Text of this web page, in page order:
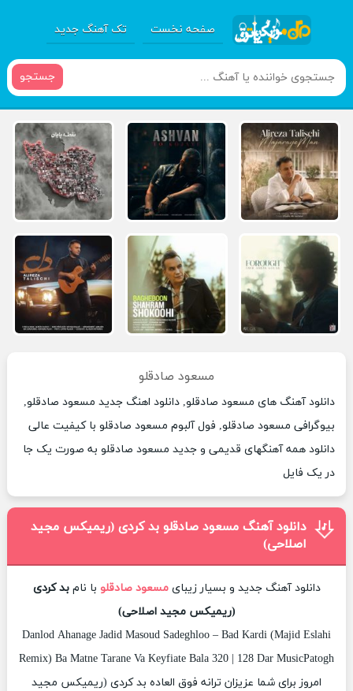
صفحه نخست تک آهنگ جدید
جستجو
مسعود صادقلو
دانلود آهنگ های مسعود صادقلو, دانلود اهنگ جدید مسعود صادقلو,
بیوگرافی مسعود صادقلو, فول آلبوم مسعود صادقلو با کیفیت عالی
دانلود همه آهنگهای قدیمی و جدید مسعود صادقلو به صورت یک جا
در یک فایل
دانلود آهنگ مسعود صادقلو بد کردی (ریمیکس مجید
اصلاحی)
دانلود آهنگ جدید و بسیار زیبایمسعود صادقلو با نامبد کردی
(ریمیکس مجید اصلاحی)
Danlod Ahanage Jadid Masoud Sadeghloo – Bad Kardi (Majid Eslahi
Remix) Ba Matne Tarane Va Keyfiate Bala 320 | 128 Dar MusicPatogh
امروز برای شما عزیزان ترانه فوق العاده بد کردی (ریمیکس مجید